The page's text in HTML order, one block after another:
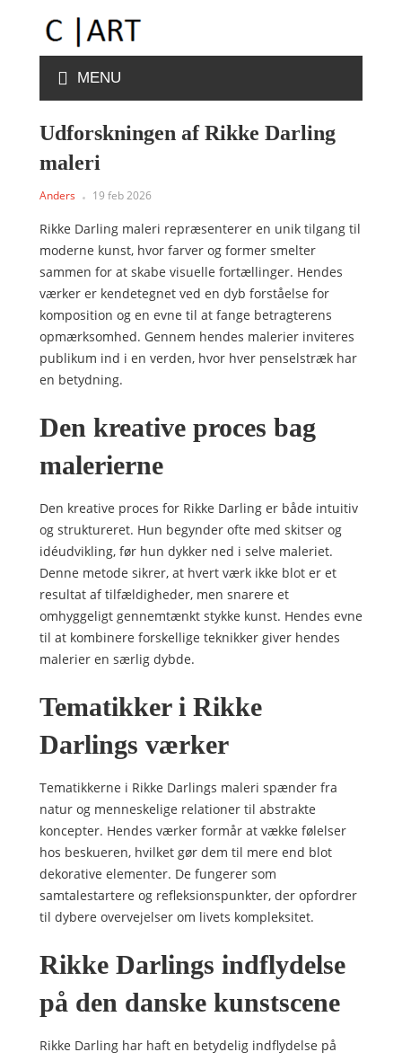
MENU
Udforskningen af Rikke Darling
maleri
Anders 19 feb 2026
Rikke Darling maleri repræsenterer en unik tilgang til
moderne kunst, hvor farver og former smelter
sammen for at skabe visuelle fortællinger. Hendes
værker er kendetegnet ved en dyb forståelse for
komposition og en evne til at fange betragterens
opmærksomhed. Gennem hendes malerier inviteres
publikum ind i en verden, hvor hver penselstræk har
en betydning.
Den kreative proces bag
malerierne
Den kreative proces for Rikke Darling er både intuitiv
og struktureret. Hun begynder ofte med skitser og
idéudvikling, før hun dykker ned i selve maleriet.
Denne metode sikrer, at hvert værk ikke blot er et
resultat af tilfældigheder, men snarere et
omhyggeligt gennemtænkt stykke kunst. Hendes evne
til at kombinere forskellige teknikker giver hendes
malerier en særlig dybde.
Tematikker i Rikke
Darlings værker
Tematikkerne i Rikke Darlings maleri spænder fra
natur og menneskelige relationer til abstrakte
koncepter. Hendes værker formår at vække følelser
hos beskueren, hvilket gør dem til mere end blot
dekorative elementer. De fungerer som
samtalestartere og refleksionspunkter, der opfordrer
til dybere overvejelser om livets kompleksitet.
Rikke Darlings indflydelse
på den danske kunstscene
Rikke Darling har haft en betydelig indflydelse på